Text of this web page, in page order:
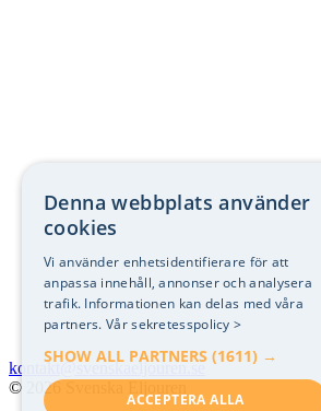
kontakt@svenskaeljouren.se
© 2026 Svenska Eljouren
Denna webbplats använder
cookies
Vi använder enhetsidentifierare för att
anpassa innehåll, annonser och analysera
trafik. Informationen kan delas med våra
partners. Vår sekretesspolicy >
SHOW ALL PARTNERS (1611) →
ACCEPTERA ALLA